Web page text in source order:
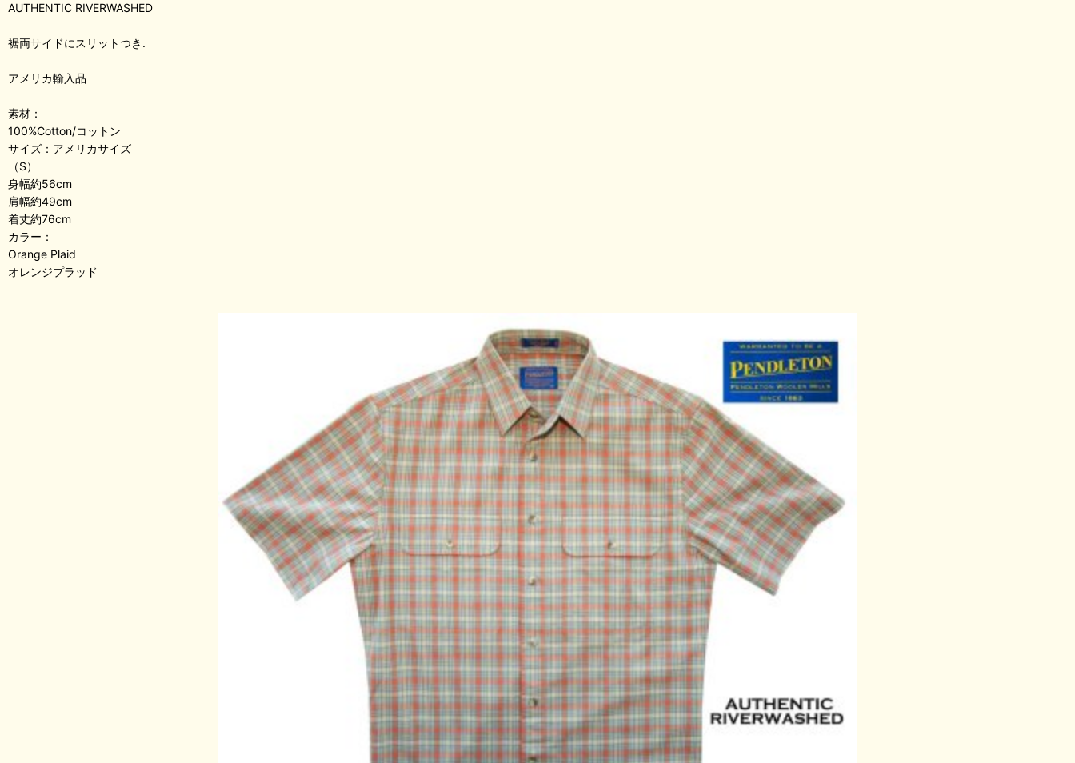
AUTHENTIC RIVERWASHED
裾両サイドにスリットつき.
アメリカ輸入品
素材：
100%Cotton/コットン
サイズ：アメリカサイズ
（S）
身幅約56cm
肩幅約49cm
着丈約76cm
カラー：
Orange Plaid
オレンジプラッド